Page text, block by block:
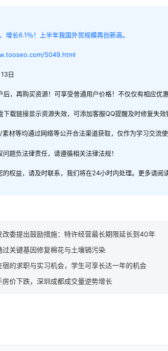
增长6.1％！上半年我国外贸规模再创新高。
5049.html
日
，再购买资源！可享受普通用户价格！不仅仅有相应优
载链接显示资源失效，可添加客服QQ提醒及时修复失效
材等均通过网络等公开合法渠道获取，仅作为学习交流
题负法律责任，请遵循相关法律法规！
的权益，请及时联系，我们将在24小时内处理。更多请阅
改委提出鼓励措施：特许经营最长期限延长到40年
关键基因修复棉花与土壤镉污染
的求职与实习机会，学生可享长达一年的机会
价下跌，深圳成都成交量逆势增长